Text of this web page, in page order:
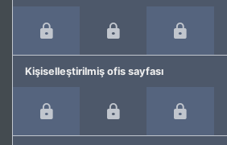
Kişiselleştirilmiş ofis sayfası